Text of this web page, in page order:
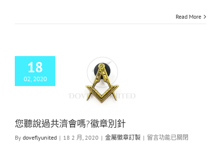
Read More
18
02, 2020
說過共濟會嗎?徽
您聽說過共濟會嗎?徽章別針
By doveflyunited | 18 2 月, 2020 | 金屬徽章訂製 | 留言功能已關閉